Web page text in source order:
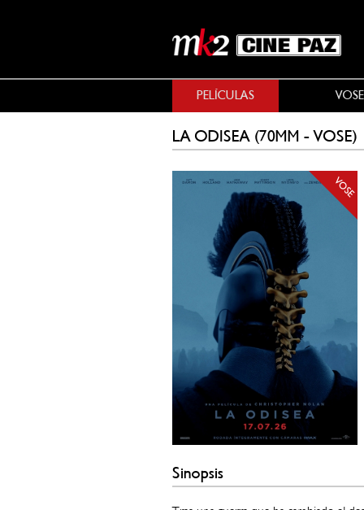
PELÍCULAS VOSE
LA ODISEA (70MM - VOSE)
VOSE
Sinopsis